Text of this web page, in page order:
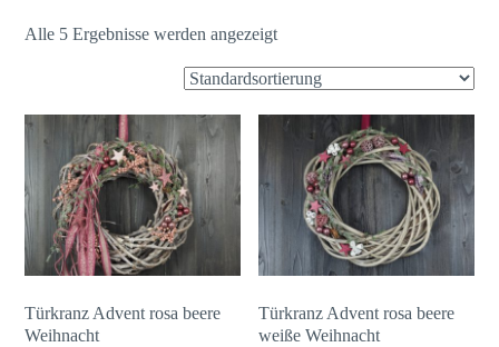
Alle 5 Ergebnisse werden angezeigt
Türkranz Advent rosa beere
Weihnacht
Türkranz Advent rosa beere
weiße Weihnacht